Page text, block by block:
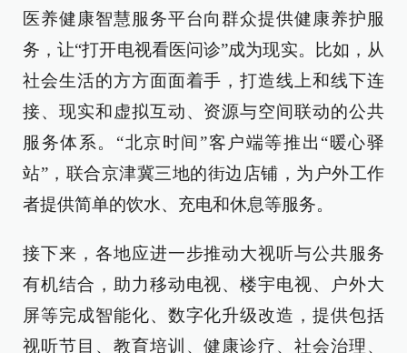
医养健康智慧服务平台向群众提供健康养护服
务，让“打开电视看医问诊”成为现实。比如，从
社会生活的方方面面着手，打造线上和线下连
接、现实和虚拟互动、资源与空间联动的公共
服务体系。“北京时间”客户端等推出“暖心驿
站”，联合京津冀三地的街边店铺，为户外工作
者提供简单的饮水、充电和休息等服务。
接下来，各地应进一步推动大视听与公共服务
有机结合，助力移动电视、楼宇电视、户外大
屏等完成智能化、数字化升级改造，提供包括
视听节目、教育培训、健康诊疗、社会治理、